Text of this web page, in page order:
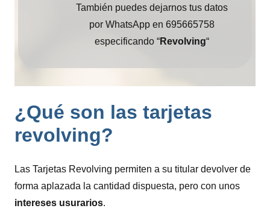
También puedes dejarnos tus datos
por WhatsApp en 695665758
especificando “Revolving“
¿Qué son las tarjetas
revolving?
Las Tarjetas Revolving permiten a su titular devolver de
forma aplazada la cantidad dispuesta, pero con unos
intereses usurarios.